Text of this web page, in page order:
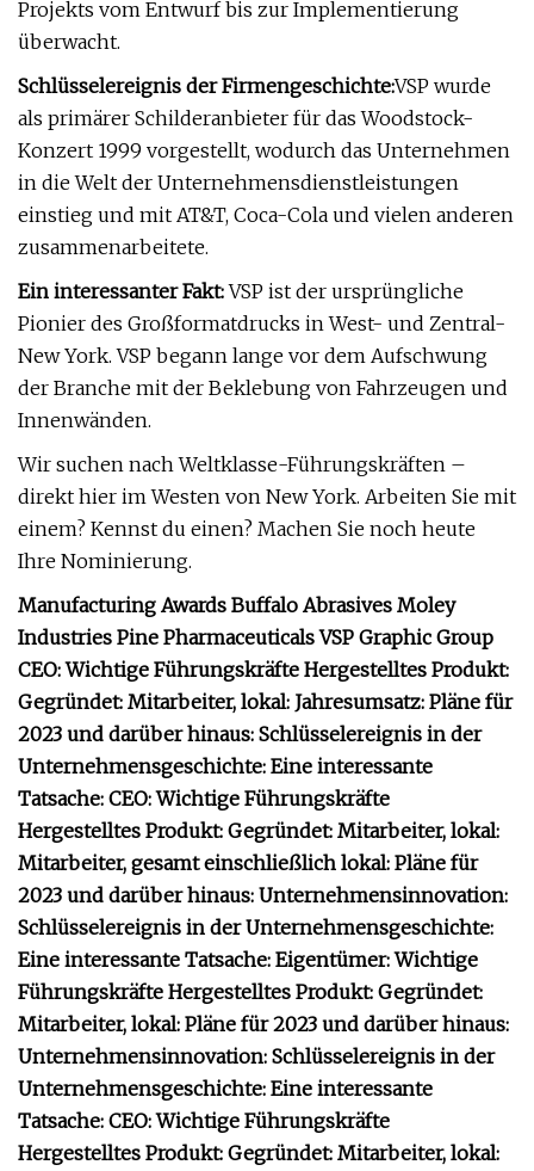
Projekts vom Entwurf bis zur Implementierung
überwacht.
Schlüsselereignis der Firmengeschichte:VSP wurde
als primärer Schilderanbieter für das Woodstock-
Konzert 1999 vorgestellt, wodurch das Unternehmen
in die Welt der Unternehmensdienstleistungen
einstieg und mit AT&T, Coca-Cola und vielen anderen
zusammenarbeitete.
Ein interessanter Fakt:VSP ist der ursprüngliche
Pionier des Großformatdrucks in West- und Zentral-
New York. VSP begann lange vor dem Aufschwung
der Branche mit der Beklebung von Fahrzeugen und
Innenwänden.
Wir suchen nach Weltklasse-Führungskräften –
direkt hier im Westen von New York. Arbeiten Sie mit
einem? Kennst du einen? Machen Sie noch heute
Ihre Nominierung.
Manufacturing Awards Buffalo Abrasives Moley
Industries Pine Pharmaceuticals VSP Graphic Group
CEO: Wichtige Führungskräfte Hergestelltes Produkt:
Gegründet: Mitarbeiter, lokal: Jahresumsatz: Pläne für
2023 und darüber hinaus: Schlüsselereignis in der
Unternehmensgeschichte: Eine interessante
Tatsache: CEO: Wichtige Führungskräfte
Hergestelltes Produkt: Gegründet: Mitarbeiter, lokal:
Mitarbeiter, gesamt einschließlich lokal: Pläne für
2023 und darüber hinaus: Unternehmensinnovation:
Schlüsselereignis in der Unternehmensgeschichte:
Eine interessante Tatsache: Eigentümer: Wichtige
Führungskräfte Hergestelltes Produkt: Gegründet:
Mitarbeiter, lokal: Pläne für 2023 und darüber hinaus:
Unternehmensinnovation: Schlüsselereignis in der
Unternehmensgeschichte: Eine interessante
Tatsache: CEO: Wichtige Führungskräfte
Hergestelltes Produkt: Gegründet: Mitarbeiter, lokal: